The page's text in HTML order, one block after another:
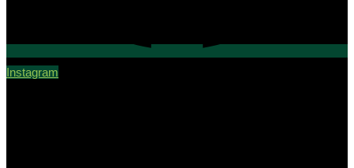
Instagram